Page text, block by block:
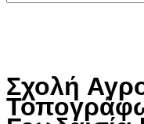
Σχολή